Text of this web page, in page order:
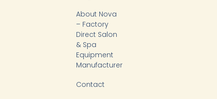
About Nova
– Factory
Direct Salon
& Spa
Equipment
Manufacturer
Contact